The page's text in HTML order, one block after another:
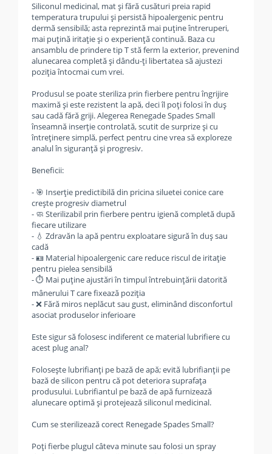
Siliconul medicinal, mat și fără cusături preia rapid
temperatura trupului și persistă hipoalergenic pentru
dermă sensibilă; asta reprezintă mai puține întreruperi,
mai puțină iritație și o experiență continuă. Baza cu
ansamblu de prindere tip T stă ferm la exterior, prevenind
alunecarea completă și dându-ți libertatea să ajustezi
poziția întocmai cum vrei.
Produsul se poate steriliza prin fierbere pentru îngrijire
maximă și este rezistent la apă, deci îl poți folosi în duș
sau cadă fără griji. Alegerea Renegade Spades Small
înseamnă inserție controlată, scutit de surprize și cu
întreținere simplă, perfect pentru cine vrea să exploreze
analul în siguranță și progresiv.
Beneficii:
- 🎯 Inserție predictibilă din pricina siluetei conice care
crește progresiv diametrul
- 🧼 Sterilizabil prin fierbere pentru igienă completă după
fiecare utilizare
- 💧 Zdravăn la apă pentru exploatare sigură în duș sau
cadă
- 🪪 Material hipoalergenic care reduce riscul de iritație
pentru pielea sensibilă
- ⏱️ Mai puține ajustări în timpul întrebuințării datorită
mânerului T care fixează poziția
- ❌ Fără miros neplăcut sau gust, eliminând disconfortul
asociat produselor inferioare
Este sigur să folosesc indiferent ce material lubrifiere cu
acest plug anal?
Folosește lubrifianți pe bază de apă; evită lubrifianții pe
bază de silicon pentru că pot deteriora suprafața
produsului. Lubrifiantul pe bază de apă furnizează
alunecare optimă și protejează siliconul medicinal.
Cum se sterilizează corect Renegade Spades Small?
Poți fierbe plugul câteva minute sau folosi un spray